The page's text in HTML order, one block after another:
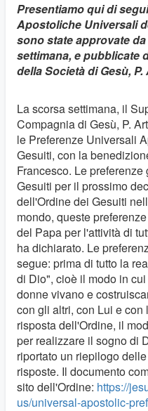
Presentiamo qui di
Apostoliche Universali
sono state approvate
settimana, e pubblicate
della Società di Gesù,
La scorsa settimana, il
Compagnia di Gesù, P.
le Preferenze Universali
Gesuiti, con la
Francesco. Le
Gesuiti per il prossimo
dell'Ordine dei Gesuiti
mondo, queste
del Papa per l'attività di
ha dichiarato. Le
segue: prima di tutto la
di Dio", cioè il modo in
donne vivano e
con gli altri, con Lui e
risposta dell'Ordine, il
per realizzare il sogno di
riportato un riepilogo
risposte. Il documento
sito dell'Ordine: https://
us/universal-apostolic-